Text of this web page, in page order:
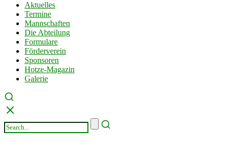
Aktuelles
Termine
Mannschaften
Die Abteilung
Formulare
Förderverein
Sponsoren
Hotze-Magazin
Galerie